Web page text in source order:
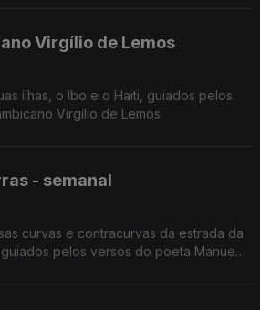
Virgílio de Lemos
ilhas, o Ibo e o Haiti, guiados pelos
Virgílio de Lemos
- semanal
curvas e contracurvas da estrada da
pelos versos do poeta Manuel